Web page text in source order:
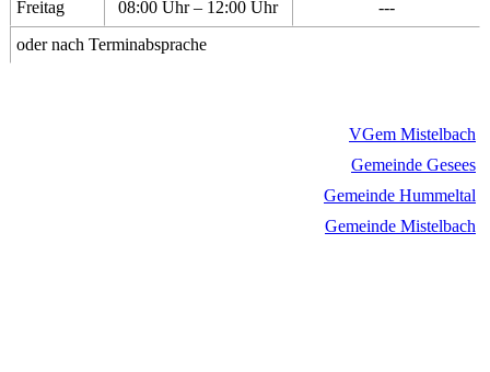
Freitag
08:00 Uhr – 12:00 Uhr
---
oder nach Terminabsprache
VGem Mistelbach
Gemeinde Gesees
Gemeinde Hummeltal
Gemeinde Mistelbach